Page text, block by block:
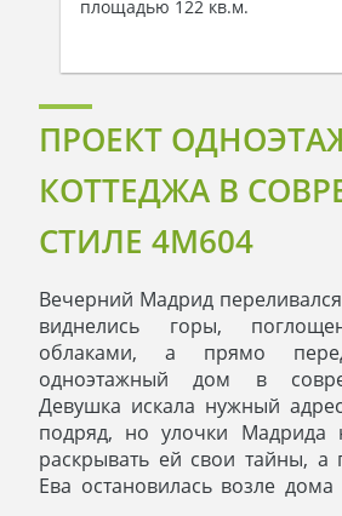
площадью 122 кв.м.
ПРОЕКТ
КОТТЕДЖА В
СТИЛЕ 4M604
Вечерний Мадрид
виднелись горы,
облаками, а прямо
одноэтажный дом в
Девушка искала нужный
подряд, но улочки Мадрида
раскрывать ей свои тайны, а
Ева остановилась возле